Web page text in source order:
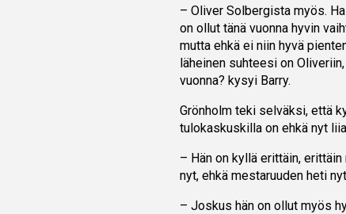
– Oliver Solbergista myös.
on ollut tänä vuonna hyvin
mutta ehkä ei niin hyvä
läheinen suhteesi on
vuonna? kysyi Barry.
Grönholm teki selväksi, että
tulokaskuskilla on ehkä nyt
– Hän on kyllä erittäin,
nyt, ehkä mestaruuden heti
– Joskus hän on ollut myös